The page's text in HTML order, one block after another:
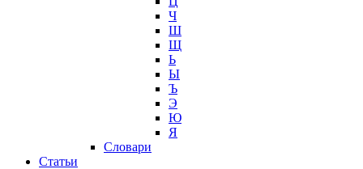
Ч
Ш
Щ
Ь
Ы
Ъ
Э
Ю
Я
Cловари
Статьи